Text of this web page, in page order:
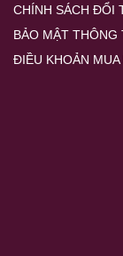
CHÍNH SÁCH ĐỔI
BẢO MẬT THÔNG
ĐIỀU KHOẢN